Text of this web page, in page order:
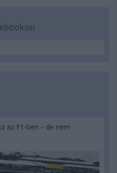
az F1-ben – de nem